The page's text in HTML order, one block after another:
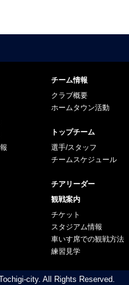
チーム情報
クラブ概要
ホームタウン活動
トップチーム
選手/スタッフ
チームスケジュール
チアリーダー
観戦案内
チケット
スタジアム情報
車いす席での観戦方法
練習見学
city. All Rights Reserved.